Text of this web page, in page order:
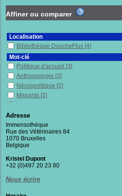
Affiner ou comparer
Localisation
Bibliothèque DoucheFlux [4]
Mot-clé
Politique d'accueil
[3]
Anthropologie [2]
Nécropolitique [2]
Migrants [2]
Émigration et immigration
Droit d'asile
Réfugiés[2]
Sans-papiers
Préjugés[1]
Politique publique
Politique et morale
Adresse
Immensothèque
Rue des Vétérinaires 84
1070 Bruxelles
Belgique
Kristel Dupont
+32 (0)497 20 23 80
Nous écrire